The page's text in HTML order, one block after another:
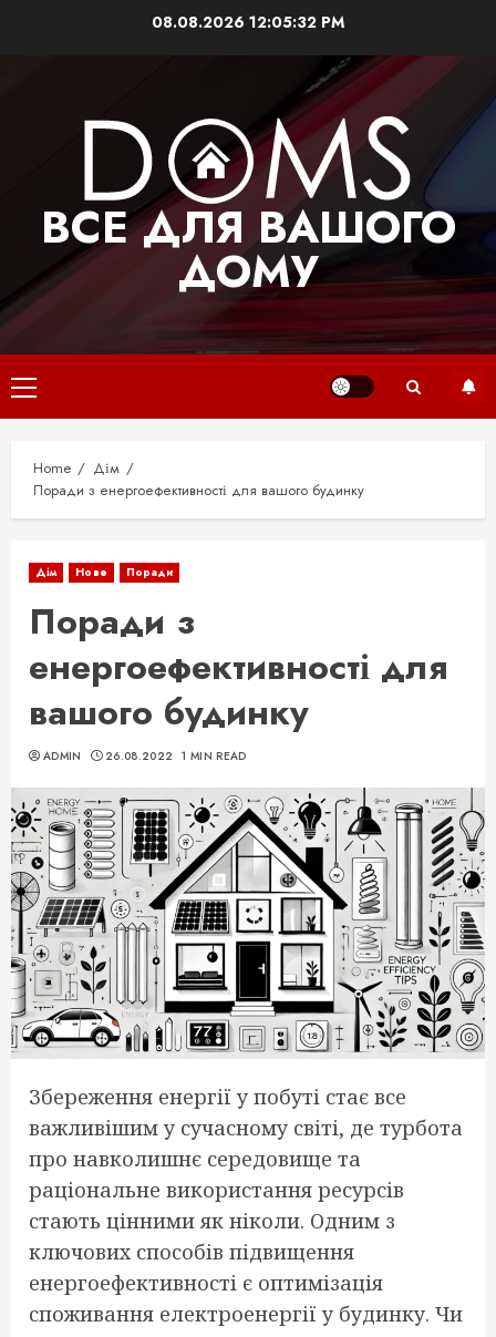
08.08.2026 12:05:33 PM
ВСЕ ДЛЯ ВАШОГО
ДОМУ
Primary
Menu
Home
Дім
Поради з енергоефективності для вашого будинку
Дім Нове Поради
Поради з
енергоефективності для
вашого будинку
ADMIN 26.08.2022 1 MIN READ
Збереження енергії у побуті стає все
важливішим у сучасному світі, де турбота
про навколишнє середовище та
раціональне використання ресурсів
стають цінними як ніколи. Одним з
ключових способів підвищення
енергоефективності є оптимізація
споживання електроенергії у будинку. Чи